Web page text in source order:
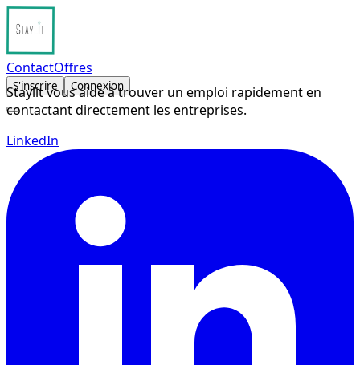
ContactOffres
S'inscrire Connexion
Staylit vous aide à trouver un emploi rapidement en
contactant directement les entreprises.
LinkedIn